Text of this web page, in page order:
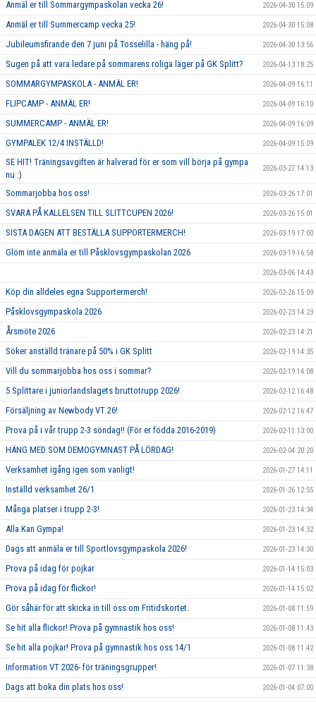
Anmäl er till Sommargympaskolan vecka 26! 2026-04-30 15:09
Anmäl er till Summercamp vecka 25! 2026-04-30 15:08
Jubileumsfirande den 7 juni på Tosselilla - häng på! 2026-04-30 13:56
Sugen på att vara ledare på sommarens roliga läger på GK Splitt? 2026-04-13 18:25
SOMMARGYMPASKOLA - ANMÄL ER! 2026-04-09 16:11
FLIPCAMP - ANMÄL ER! 2026-04-09 16:10
SUMMERCAMP - ANMÄL ER! 2026-04-09 16:09
GYMPALEK 12/4 INSTÄLLD! 2026-04-09 15:09
SE HIT! Träningsavgiften är halverad för er som vill börja på gympa
nu :)
2026-03-27 14:13
Sommarjobba hos oss! 2026-03-26 17:01
SVARA PÅ KALLELSEN TILL SLITTCUPEN 2026! 2026-03-26 15:01
SISTA DAGEN ATT BESTÄLLA SUPPORTERMERCH! 2026-03-19 17:00
Glöm inte anmäla er till Påsklovsgympaskolan 2026 2026-03-19 16:58
2026-03-06 14:43
Köp din alldeles egna Supportermerch! 2026-02-26 15:09
Påsklovsgympaskola 2026 2026-02-23 14:23
Årsmöte 2026 2026-02-23 14:21
Söker anställd tränare på 50% i GK Splitt 2026-02-19 14:35
Vill du sommarjobba hos oss i sommar? 2026-02-19 14:08
5 Splittare i juniorlandslagets bruttotrupp 2026! 2026-02-12 16:48
Försäljning av Newbody VT 26! 2026-02-12 16:47
Prova på i vår trupp 2-3 söndag!! (För er födda 2016-2019) 2026-02-11 13:00
HÄNG MED SOM DEMOGYMNAST PÅ LÖRDAG! 2026-02-04 20:20
Verksamhet igång igen som vanligt! 2026-01-27 14:11
Inställd verksamhet 26/1 2026-01-26 12:55
Många platser i trupp 2-3! 2026-01-23 14:34
Alla Kan Gympa! 2026-01-23 14:32
Dags att anmäla er till Sportlovsgympaskola 2026! 2026-01-23 14:30
Prova på idag för pojkar 2026-01-14 15:03
Prova på idag för flickor! 2026-01-14 15:02
Gör såhär för att skicka in till oss om Fritidskortet. 2026-01-08 11:59
Se hit alla flickor! Prova på gymnastik hos oss! 2026-01-08 11:43
Se hit alla pojkar! Prova på gymnastik hos oss 14/1 2026-01-08 11:42
Information VT 2026- för träningsgrupper! 2026-01-07 11:38
Dags att boka din plats hos oss! 2026-01-04 07:00